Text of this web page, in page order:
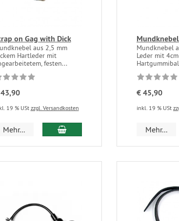
on Gag with Dick
aus 2,5 mm
Hartleder mit
festen...
19 % USt zzgl. Versandkosten
Mehr...
Mundknebel
Mundknebel
Leder mit
€ 45,90
inkl. 19 % USt
Mehr...